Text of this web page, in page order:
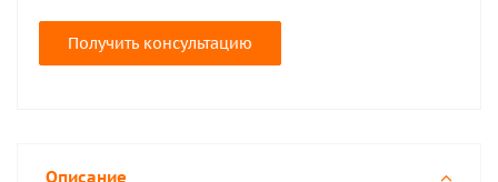
Получить консультацию
Описание